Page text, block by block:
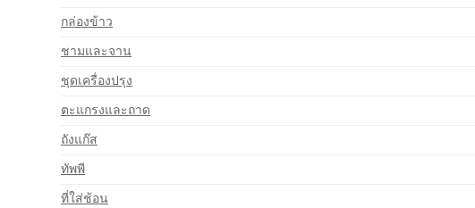
กล่องข้าว
ชามและจาน
ชุดเครื่องปรุง
ตะแกรงและถาด
ถังแก๊ส
ทัพพี
ที่ใส่ช้อน